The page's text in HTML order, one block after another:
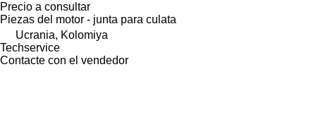
Precio a consultar
Piezas del motor - junta para culata
Ucrania, Kolomiya
Techservice
Contacte con el vendedor